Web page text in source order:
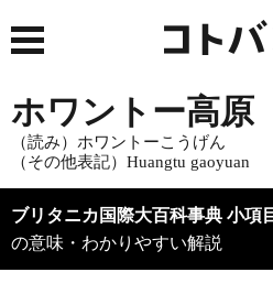
ホワントー高原
（読み）ホワントーこうげん
（その他表記）Huangtu gaoyuan
ブリタニカ国際大百科事典 小項
の意味・わかりやすい解説